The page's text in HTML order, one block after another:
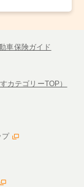
車保険ガイド
カテゴリーTOP）
プ